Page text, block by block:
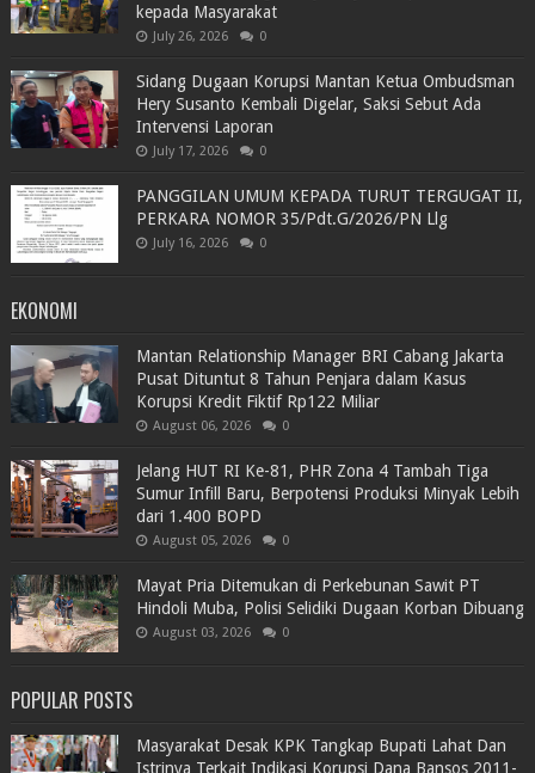
kepada Masyarakat
July 26, 2026 0
Sidang Dugaan Korupsi Mantan Ketua Ombudsman
Hery Susanto Kembali Digelar, Saksi Sebut Ada
Intervensi Laporan
July 17, 2026 0
PANGGILAN UMUM KEPADA TURUT TERGUGAT II,
PERKARA NOMOR 35/Pdt.G/2026/PN Llg
July 16, 2026 0
EKONOMI
Mantan Relationship Manager BRI Cabang Jakarta
Pusat Dituntut 8 Tahun Penjara dalam Kasus
Korupsi Kredit Fiktif Rp122 Miliar
August 06, 2026 0
Jelang HUT RI Ke-81, PHR Zona 4 Tambah Tiga
Sumur Infill Baru, Berpotensi Produksi Minyak Lebih
dari 1.400 BOPD
August 05, 2026 0
Mayat Pria Ditemukan di Perkebunan Sawit PT
Hindoli Muba, Polisi Selidiki Dugaan Korban Dibuang
August 03, 2026 0
POPULAR POSTS
Masyarakat Desak KPK Tangkap Bupati Lahat Dan
Istrinya Terkait Indikasi Korupsi Dana Bansos 2011-